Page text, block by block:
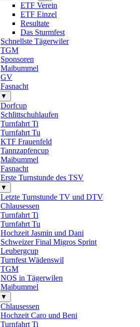
ETF Verein
ETF Einzel
Resultate
Das Sturmfest
Schnellste Tägerwiler
TGM
Sponsoren
Maibummel
GV
Fasnacht
▼
Dorfcup
Schlittschuhlaufen
Turnfahrt Ti
Turnfahrt Tu
KTF Frauenfeld
Tannzapfencup
Maibummel
Fasnacht
Erste Turnstunde des TSV
▼
Letzte Turnstunde TV und DTV
Chlausessen
Turnfahrt Ti
Turnfahrt Tu
Hochzeit Jasmin und Dani
Schweizer Final Migros Sprint
Leubergcup
Turnfest Wädenswil
TGM
NOS in Tägerwilen
Maibummel
▼
Chlausessen
Hochzeit Caro und Beni
Turnfahrt Ti